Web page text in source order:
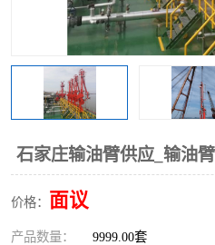
石家庄输油臂供应_输油
价格： 面议
产品数量： 9999.00套